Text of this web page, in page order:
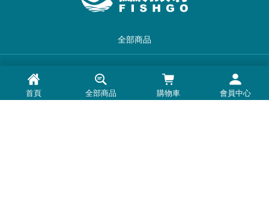
全部商品
最新消息
首頁 全部商品 購物車 會員中心